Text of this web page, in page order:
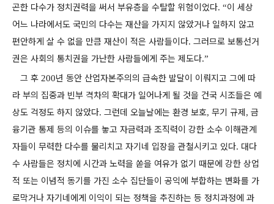
곤한 다수가 정치권력을 써서 부유층을 수탈할 위험이었다. “이 세상
어느 나라에서도 국민의 다수는 재산을 가지지 않았거나 일하지 않고
편안하게 살 수 없을 만큼 재산이 적은 사람들이다. 그러므로 보통선거
권은 사회의 통치권을 가난한 사람들에게 주는 제도다.”
그 후200년 동안 산업자본주의의 급속한 발달이 이뤄지고 그에 따
라 부의 집중과 빈부 격차의 확대가 일어나게 될 것을 건국 시조들은 예
상도 걱정도 하지 않았다. 그런데 오늘날에는 환경 보호, 무기 규제, 금
융기관 통제 등의 이슈를 놓고 자금력과 조직력이 강한 소수 이해관계
자들이 무력한 다수를 물리치고 자기네 입장을 관철시키고 있다. 대다
수 사람들은 정치에 시간과 노력을 쏟을 여유가 없기 때문에 강한 상업
적 또는 이념적 동기를 가진 소수 집단들이 공익에 부합하는 변화를 가
로막거나 자기네에게 이익이 되는 정책을 추진하는 등 정치과정에 과